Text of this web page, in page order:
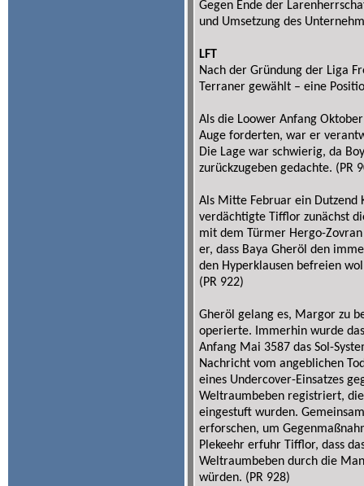
Gegen Ende der
und Umsetzung des
LFT
Nach der Gründung der Liga
Terraner gewählt – eine
Als die Loower Anfang
Auge forderten, war er
Die Lage war schwierig, da
zurückzugeben gedachte. (PR
Als Mitte Februar ein Dutzend
verdächtigte Tifflor zunächst
mit dem Türmer Hergo-
er, dass Baya Gheröl den
den Hyperklausen befreien
(PR 922)
Gheröl gelang es, Margor zu
operierte. Immerhin wurde
Anfang Mai 3587 das Sol-
Nachricht vom angeblichen
eines Undercover-Einsatzes
Weltraumbeben registriert,
eingestuft wurden.
erforschen, um
Plekeehr erfuhr Tifflor, dass
Weltraumbeben durch die
würden. (PR 928)